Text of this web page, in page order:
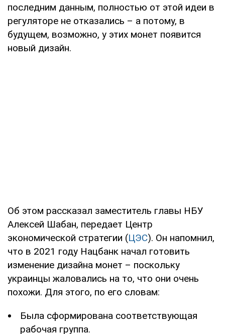
последним данным, полностью от этой идеи в
регуляторе не отказались – а потому, в
будущем, возможно, у этих монет появится
новый дизайн.
Об этом рассказал заместитель главы НБУ
Алексей Шабан, передает Центр
экономической стратегии (ЦЭС). Он напомнил,
что в 2021 году Нацбанк начал готовить
изменение дизайна монет – поскольку
украинцы жаловались на то, что они очень
похожи. Для этого, по его словам:
Была сформирована соответствующая
рабочая группа.